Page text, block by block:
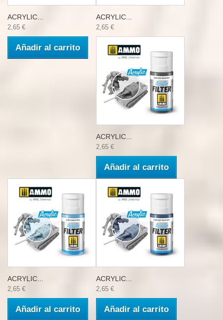
ACRYLIC...
2,65 €
Añadir al carrito
ACRYLIC...
2,65 €
ACRYLIC...
2,65 €
Añadir al carrito
ACRYLIC...
2,65 €
Añadir al carrito
ACRYLIC...
2,65 €
Añadir al carrito